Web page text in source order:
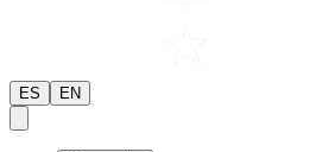
ES EN